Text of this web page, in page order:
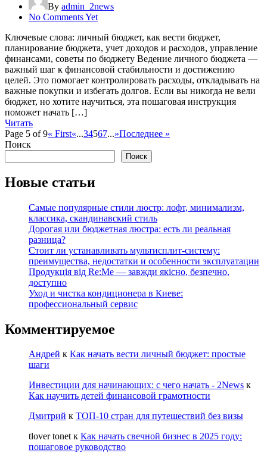
By admin_2news
No Comments Yet
Ключевые слова: личный бюджет, как вести бюджет,
планирование бюджета, учет доходов и расходов, управление
финансами, советы по бюджету Ведение личного бюджета —
важный шаг к финансовой стабильности и достижению
целей. Это помогает контролировать расходы, откладывать на
важные покупки и избегать долгов. Если вы никогда не вели
бюджет, но хотите научиться, эта пошаговая инструкция
поможет начать […]
Читать
Page 5 of 9« First«...34567...»Последнее »
Поиск
Поиск
Новые статьи
Самые популярные стили люстр: лофт, минимализм,
классика, скандинавский стиль
Дорогая или бюджетная люстра: есть ли реальная
разница?
Стоит ли устанавливать мультисплит-систему:
преимущества, недостатки и особенности эксплуатации
Продукція від Re:Me — завжди якісно, безпечно,
доступно
Уход и чистка кондиционера в Киеве:
профессиональный сервис
Комментируемое
Андрей к Как начать вести личный бюджет: простые
шаги
Инвестиции для начинающих: с чего начать - 2News к
Как научить детей финансовой грамотности
Дмитрий к ТОП-10 стран для путешествий без визы
tlover tonetк Как начать свечной бизнес в 2025 году:
пошаговое руководство